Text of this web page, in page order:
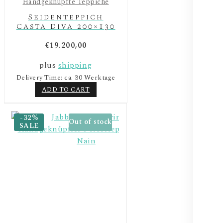
Seidenteppich
Casta Diva 200×130
€19.200,00
plusshipping
Delivery Time: ca. 30 Werktage
ADD TO CART
-32%
SALE Out of stock